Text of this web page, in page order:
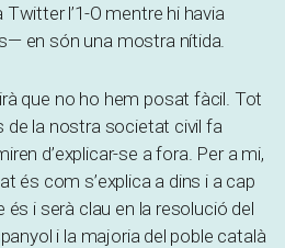
l’1-O mentre hi havia
en són una mostra nítida.
que no ho hem posat fàcil. Tot
de la nostra societat civil fa
d’explicar-se a fora. Per a mi,
és com s’explica a dins i a cap
i serà clau en la resolució del
i la majoria del poble català